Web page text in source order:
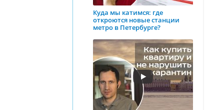
Куда мы катимся: где
откроются новые станции
метро в Петербурге?